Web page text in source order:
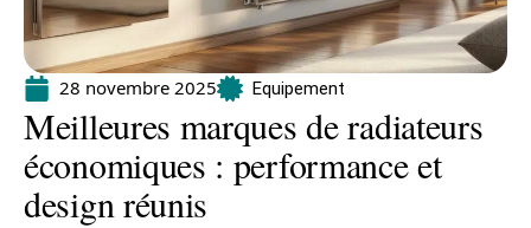
28 novembre 2025 Equipement
Meilleures marques de radiateurs
économiques : performance et
design réunis